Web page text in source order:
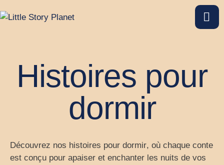
Histoires pour
dormir
Découvrez nos histoires pour dormir, où chaque conte
est conçu pour apaiser et enchanter les nuits de vos